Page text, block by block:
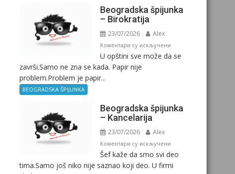
Beogradska špijunka
– Birokratija
23/07/2026 Alex
Коментари су искљученина
Beogradska
U opštini sve može da se
završi.Samo ne zna se kada. Papir nije
problem.Problem je papir...
BEOGRADSKA ŠPIJUNKA
Beogradska špijunka
– Kancelarija
23/07/2026 Alex
Коментари су искљученина
Beogradska
špijunka
Šef kaže da smo svi deo
tima.Samo još niko nije saznao koji deo. U firmi